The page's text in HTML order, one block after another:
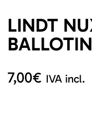
LINDT
7,00€ IVA incl.